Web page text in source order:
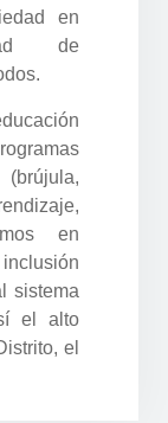
en
de
en
sistema
el alto
el